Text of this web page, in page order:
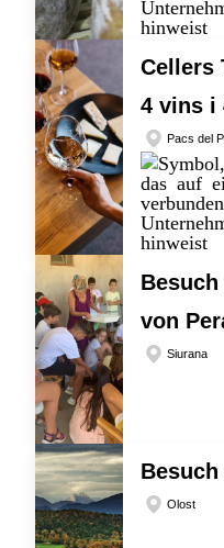
Cellers
4 vins i
Pacs del
von
Siurana
Besuch
Olost